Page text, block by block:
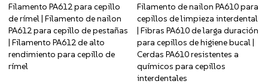
Filamento PA612 para cepillo
de rímel | Filamento de nailon
PA612 para cepillo de pestañas
| Filamento PA612 de alto
rendimiento para cepillo de
rímel
Filamento de nailon PA610 para
cepillos de limpieza interdental
| Fibras PA610 de larga duración
para cepillos de higiene bucal |
Cerdas PA610 resistentes a
químicos para cepillos
interdentales